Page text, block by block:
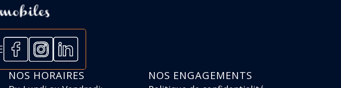
NOS HORAIRES NOS ENGAGEMENTS